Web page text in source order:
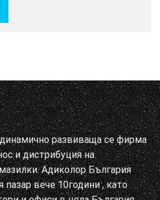
развиваща се фирма
и дистрибуция на
Адиколор България
пазар вече 10години , като